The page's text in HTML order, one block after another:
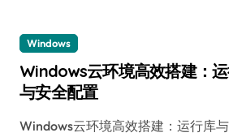
Windows
Windows云环境高效搭建：
与安全配置
Windows云环境高效搭建：运行库